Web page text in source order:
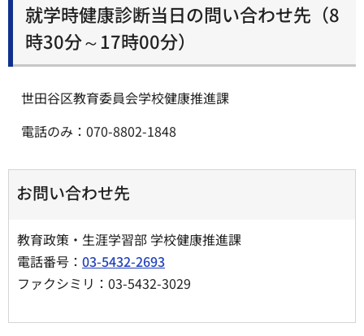
就学時健康診断当日の問い合わせ先（8
時30分～17時00分）
世田谷区教育委員会学校健康推進課
電話のみ：070-8802-1848
お問い合わせ先
教育政策・生涯学習部 学校健康推進課
電話番号： 03-5432-2693
ファクシミリ：03-5432-3029